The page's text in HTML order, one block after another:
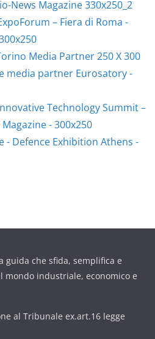
guida che sfida, semplifica e
mondo industriale, economico e
al Tribunale ex.art.16 legge